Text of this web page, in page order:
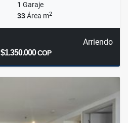
1 Garaje
33Área m2
Arriendo
$1.350.000COP